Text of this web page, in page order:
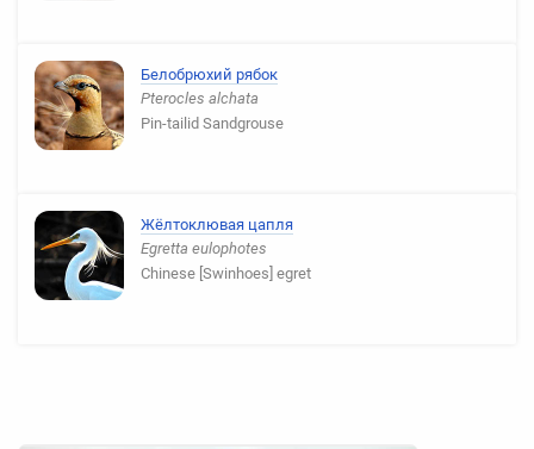
Белобрюхий рябок
Pterocles alchata
Pin-tailid Sandgrouse
Жёлтоклювая цапля
Egretta eulophotes
Chinese [Swinhoes] egret